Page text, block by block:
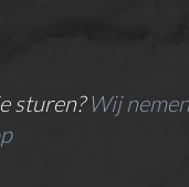
sturen? Wij